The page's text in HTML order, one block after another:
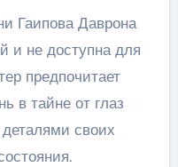
Гаипова Даврона
и не доступна для
предпочитает
в тайне от глаз
своих